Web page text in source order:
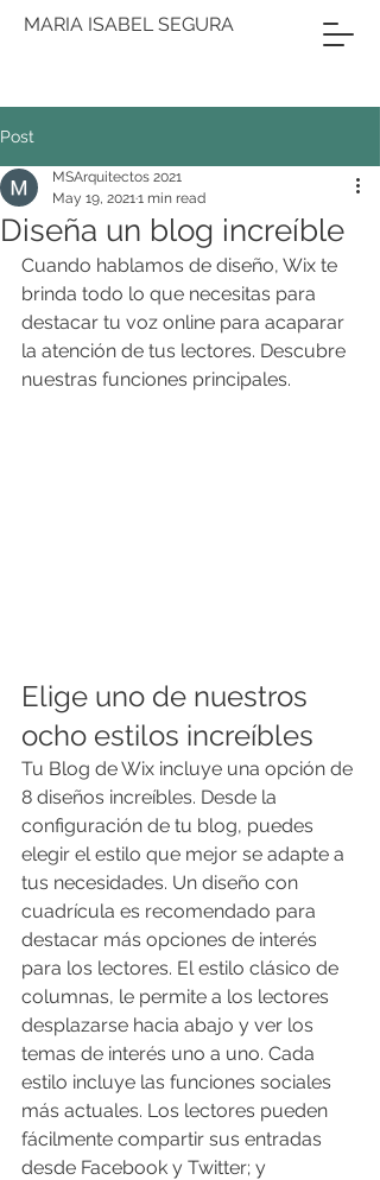
MARIA ISABEL SEGURA
Post
Diseña un blog increíble
MSArquitectos 2021
May 19, 20211 min read
Cuando hablamos de diseño, Wix te
brinda todo lo que necesitas para
destacar tu voz online para acaparar
la atención de tus lectores. Descubre
nuestras funciones principales.
Elige uno de nuestros
ocho estilos increíbles
Tu Blog de Wix incluye una opción de
8 diseños increíbles. Desde la
configuración de tu blog, puedes
elegir el estilo que mejor se adapte a
tus necesidades. Un diseño con
cuadrícula es recomendado para
destacar más opciones de interés
para los lectores. El estilo clásico de
columnas, le permite a los lectores
desplazarse hacia abajo y ver los
temas de interés uno a uno. Cada
estilo incluye las funciones sociales
más actuales. Los lectores pueden
fácilmente compartir sus entradas
desde Facebook y Twitter; y